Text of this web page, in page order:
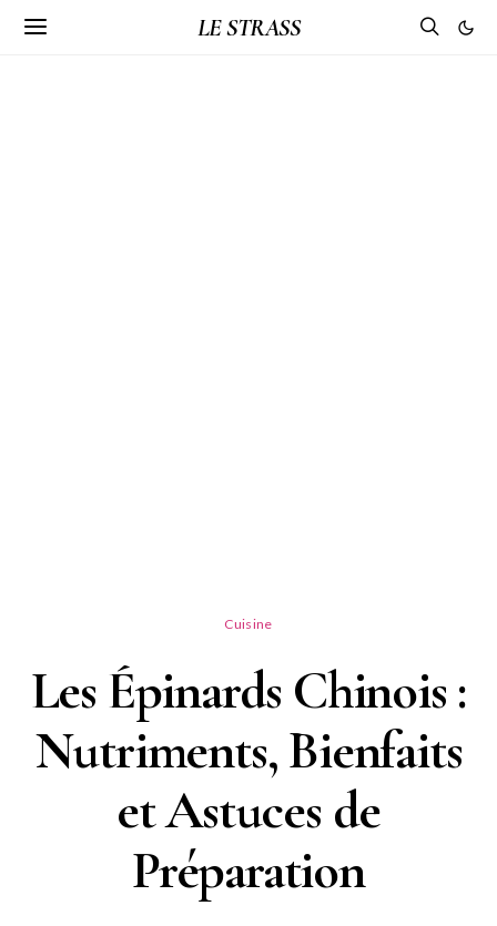
LE STRASS
Cuisine
Les Épinards Chinois :
Nutriments, Bienfaits
et Astuces de
Préparation